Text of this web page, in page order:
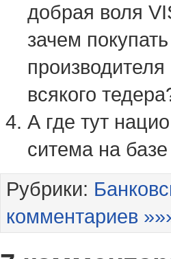
добрая воля
зачем
всякого
А где тут
ситема на
Рубрики:
комментариев